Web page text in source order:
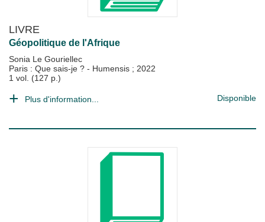
LIVRE
Géopolitique de l'Afrique
Sonia Le Gouriellec
Paris : Que sais-je ? - Humensis ; 2022
1 vol. (127 p.)
Plus d'information... Disponible